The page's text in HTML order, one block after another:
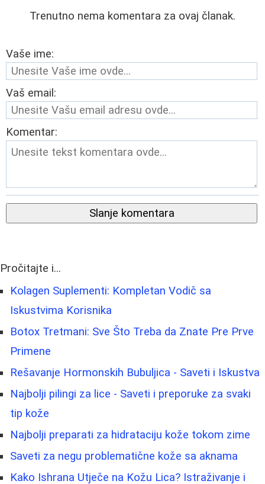
Trenutno nema komentara za ovaj članak.
Vaše ime:
Vaš email:
Komentar:
Slanje komentara
Pročitajte i...
Kolagen Suplementi: Kompletan Vodič sa
Iskustvima Korisnika
Botox Tretmani: Sve Što Treba da Znate Pre Prve
Primene
Rešavanje Hormonskih Bubuljica - Saveti i Iskustva
Najbolji pilingi za lice - Saveti i preporuke za svaki
tip kože
Najbolji preparati za hidrataciju kože tokom zime
Saveti za negu problematične kože sa aknama
Kako Ishrana Utječe na Kožu Lica? Istraživanje i